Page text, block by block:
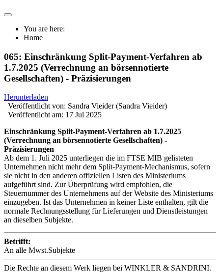
You are here:
Home
065: Einschränkung Split-Payment-Verfahren ab
1.7.2025 (Verrechnung an börsennotierte
Gesellschaften) - Präzisierungen
Herunterladen
Veröffentlicht von: Sandra Vieider (Sandra Vieider)
Veröffentlicht am: 17 Jul 2025
Einschränkung Split-Payment-Verfahren ab 1.7.2025
(Verrechnung an börsennotierte Gesellschaften) -
Präzisierungen
Ab dem 1. Juli 2025 unterliegen die im FTSE MIB gelisteten
Unternehmen nicht mehr dem Split-Payment-Mechanismus, sofern
sie nicht in den anderen offiziellen Listen des Ministeriums
aufgeführt sind. Zur Überprüfung wird empfohlen, die
Steuernummer des Unternehmens auf der Website des Ministeriums
einzugeben. Ist das Unternehmen in keiner Liste enthalten, gilt die
normale Rechnungsstellung für Lieferungen und Dienstleistungen
an dieselben Subjekte.
Betrifft:
An alle Mwst.Subjekte
Die Rechte an diesem Werk liegen bei WINKLER & SANDRINI.